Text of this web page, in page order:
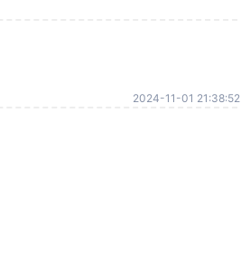
2024-11-01 21:38:52